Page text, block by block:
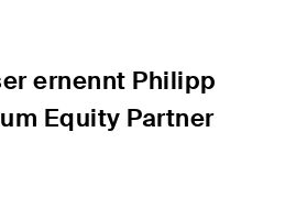
ernennt Philipp
Equity Partner